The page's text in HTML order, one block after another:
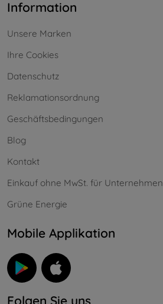
Information
Unsere Marken
Ihre Cookies
Datenschutz
Reklamationsordnung
Geschäftsbedingungen
Blog
Kontakt
Einkauf ohne MwSt. für Unternehmen
Grüne Energie
Mobile Applikation
Folgen Sie uns